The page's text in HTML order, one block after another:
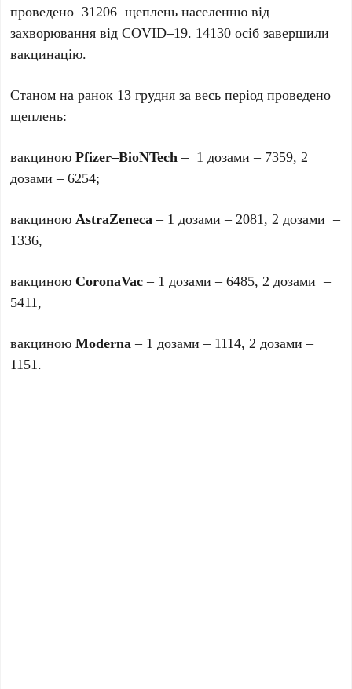
проведено 31206 щеплень населенню від
захворювання від COVID–19. 14130 осіб завершили
вакцинацію.
Станом на ранок 13 грудня за весь період проведено
щеплень:
вакциноюPfizer–BioNTech– 1 дозами – 7359, 2
дозами – 6254;
вакциноюAstraZeneca– 1 дозами – 2081, 2 дозами –
1336,
вакциною CoronaVac– 1 дозами – 6485, 2 дозами –
5411,
вакциноюModerna– 1 дозами – 1114, 2 дозами –
1151.